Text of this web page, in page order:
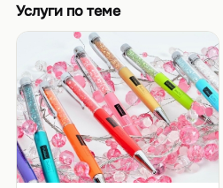
Услуги по теме